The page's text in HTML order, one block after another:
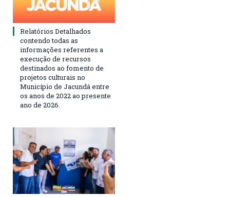
Relatórios Detalhados
contendo todas as
informações referentes a
execução de recursos
destinados ao fomento de
projetos culturais no
Município de Jacundá entre
os anos de 2022 ao presente
ano de 2026.